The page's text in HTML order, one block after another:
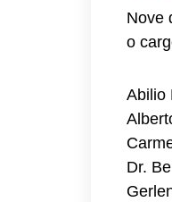
Nove
o
Abilio
Dr.